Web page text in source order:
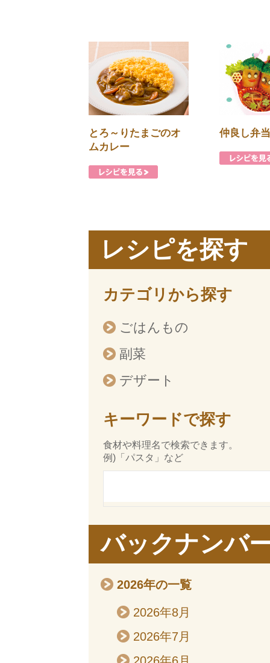
とろ～りたまごのオ
ムカレー
仲良し弁
レシピを探す
カテゴリから探す
ごはんもの
副菜
デザート
キーワードで探す
食材や料理名で検索できます。
例)「パスタ」など
バックナンバ
2026年の一覧
2026年8月
2026年7月